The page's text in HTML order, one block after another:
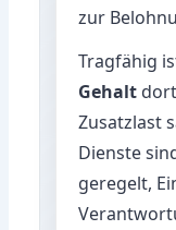
zur
Tragfähig
Gehalt
Zusatzlast
Dienste
geregelt,